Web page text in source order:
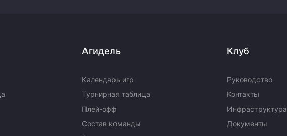
Агидель
Календарь игр
Турнирная таблица
Плей-офф
Состав команды
Клуб
Руководство
Контакты
Инфраструктура
Документы